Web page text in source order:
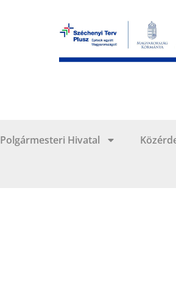
Polgármesteri Hivatal